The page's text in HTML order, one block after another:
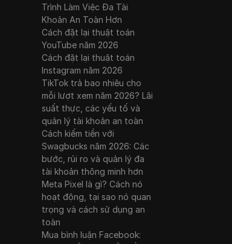
Trình Làm Việc Đa Tài
Khoản An Toàn Hơn
Cách đặt lại thuật toán
YouTube năm 2026
Cách đặt lại thuật toán
Instagram năm 2026
TikTok trả bao nhiêu cho
mỗi lượt xem năm 2026? Lãi
suất thực, các yếu tố và
quản lý tài khoản an toàn
Cách kiếm tiền với
Swagbucks năm 2026: Các
bước, rủi ro và quản lý đa
tài khoản thông minh hơn
Meta Pixel là gì? Cách nó
hoạt động, tại sao nó quan
trọng và cách sử dụng an
toàn
Mua bình luận Facebook: